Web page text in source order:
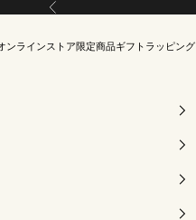
Previous
ンラインストア限定商品ギフトラッピング